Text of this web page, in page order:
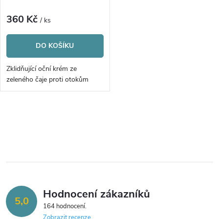
r
o
d
u
ů
p
r
o
d
t
ů
360 Kč/ ks
DO KOŠÍKU
Zklidňující oční krém ze
zeleného čaje proti otokům
l
d 5,0 Hodnocení zákazníků
164 hodnocení